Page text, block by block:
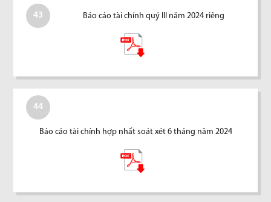
43 Báo cáo tài chính quý III năm 2024 riêng
44
Báo cáo tài chính hợp nhất soát xét 6 tháng năm 2024